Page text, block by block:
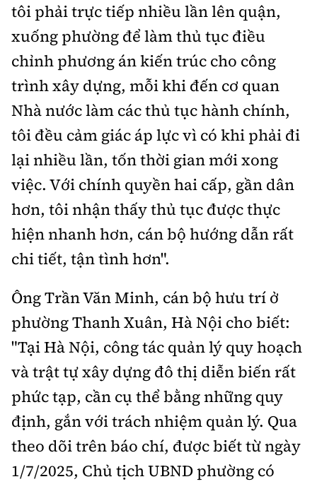
soạn
tôi phải trực tiếp nhiều lần lên quận,
xuống phường để làm thủ tục điều
chỉnh phương án kiến trúc cho công
trình xây dựng, mỗi khi đến cơ quan
Nhà nước làm các thủ tục hành chính,
tôi đều cảm giác áp lực vì có khi phải đi
lại nhiều lần, tốn thời gian mới xong
việc. Với chính quyền hai cấp, gần dân
hơn, tôi nhận thấy thủ tục được thực
hiện nhanh hơn, cán bộ hướng dẫn rất
chi tiết, tận tình hơn".
Ông Trần Văn Minh, cán bộ hưu trí ở
phường Thanh Xuân, Hà Nội cho biết:
"Tại Hà Nội, công tác quản lý quy hoạch
và trật tự xây dựng đô thị diễn biến rất
phức tạp, cần cụ thể bằng những quy
định, gắn với trách nhiệm quản lý. Qua
theo dõi trên báo chí, được biết từ ngày
1/7/2025, Chủ tịch UBND phường có